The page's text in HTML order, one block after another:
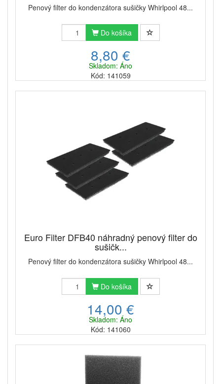
Penový filter do kondenzátora sušičky Whirlpool 48...
Do košíka
8,80 €
Skladom: Áno
Kód: 141059
Euro Filter DFB40 náhradný penový filter do
sušičk...
Penový filter do kondenzátora sušičky Whirlpool 48...
Do košíka
14,00 €
Skladom: Áno
Kód: 141060